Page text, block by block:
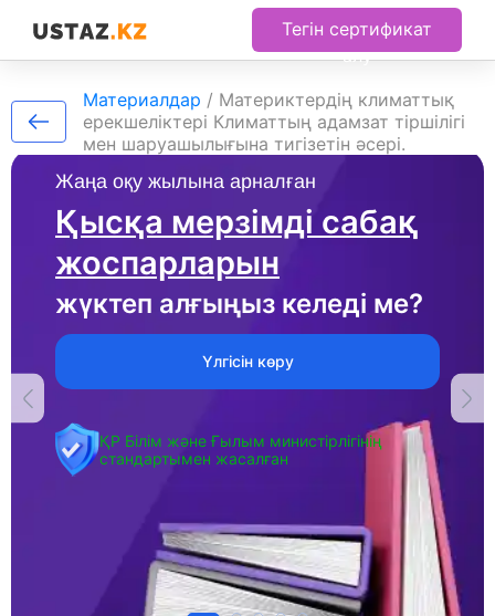
Тегін сертификат
алу
Жаңа оқу жылына арналған
Қысқа мерзімді сабақ
жоспарларын
жүктеп алғыңыз келеді ме?
Үлгісін көру
ҚР Білім және Ғылым министірлігінің
стандартымен жасалған
Материалдар / Материктердің климаттық
ерекшеліктері Климаттың адамзат тіршілігі
мен шаруашылығына тигізетін әсері.